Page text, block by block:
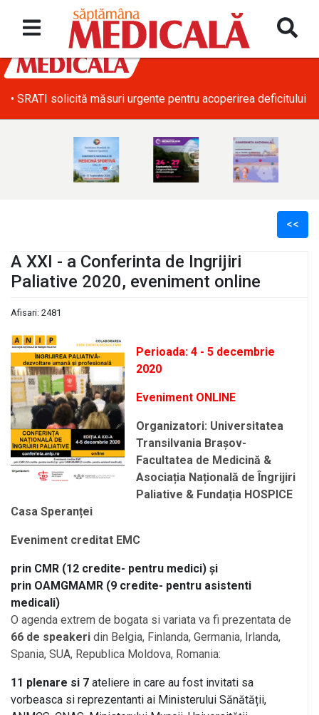
• SRATI solicită măsuri urgente pentru acoperirea deficitului
<<
A XXI - a Conferinta de Ingrijiri
Paliative 2020, eveniment online
Afisari: 2481
Perioada: 4 - 5 decembrie
2020
Eveniment ONLINE
Organizatori: Universitatea
Transilvania Brașov-
Facultatea de Medicină &
Asociația Națională de Îngrijiri
Paliative & Fundația HOSPICE
Casa Speranței
Eveniment creditat EMC
prin CMR (12 credite- pentru medici) și
prin OAMGMAMR (9 credite- pentru asistenti
medicali)
O agenda extrem de bogata si variata va fi prezentata de
66 de speakeri din Belgia, Finlanda, Germania, Irlanda,
Spania, SUA, Republica Moldova, Romania:
11 plenare si 7 ateliere in care au fost invitati sa
vorbeasca si reprezentanti ai Ministerului Sănătății,